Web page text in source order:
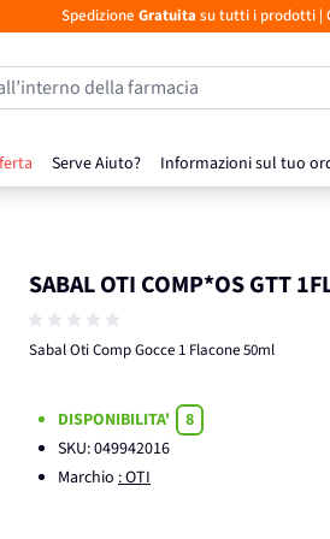
Spedizione Gratuita su tutti i prodotti|
Serve Aiuto? Informazioni sul tuo
della farmacia
SABAL OTI COMP*OS GTT
Sabal Oti Comp Gocce 1 Flacone 50ml
DISPONIBILITA'
8
SKU:049942016
Marchio : OTI